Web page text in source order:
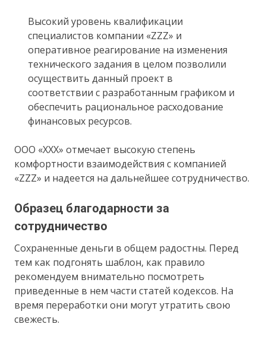
Высокий уровень квалификации
специалистов компании «ZZZ» и
оперативное реагирование на изменения
технического задания в целом позволили
осуществить данный проект в
соответствии с разработанным графиком и
обеспечить рациональное расходование
финансовых ресурсов.
ООО «ХХХ» отмечает высокую степень
комфортности взаимодействия с компанией
«ZZZ» и надеется на дальнейшее сотрудничество.
Образец благодарности за
сотрудничество
Сохраненные деньги в общем радостны. Перед
тем как подгонять шаблон, как правило
рекомендуем внимательно посмотреть
приведенные в нем части статей кодексов. На
время переработки они могут утратить свою
свежесть.